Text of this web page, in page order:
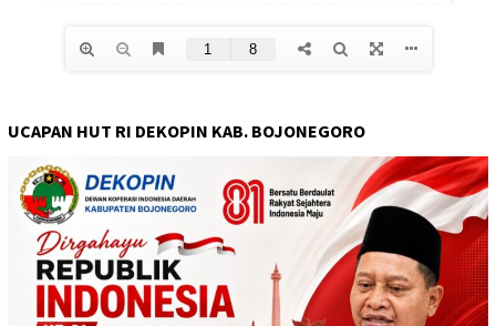
UCAPAN HUT RI DEKOPIN KAB. BOJONEGORO